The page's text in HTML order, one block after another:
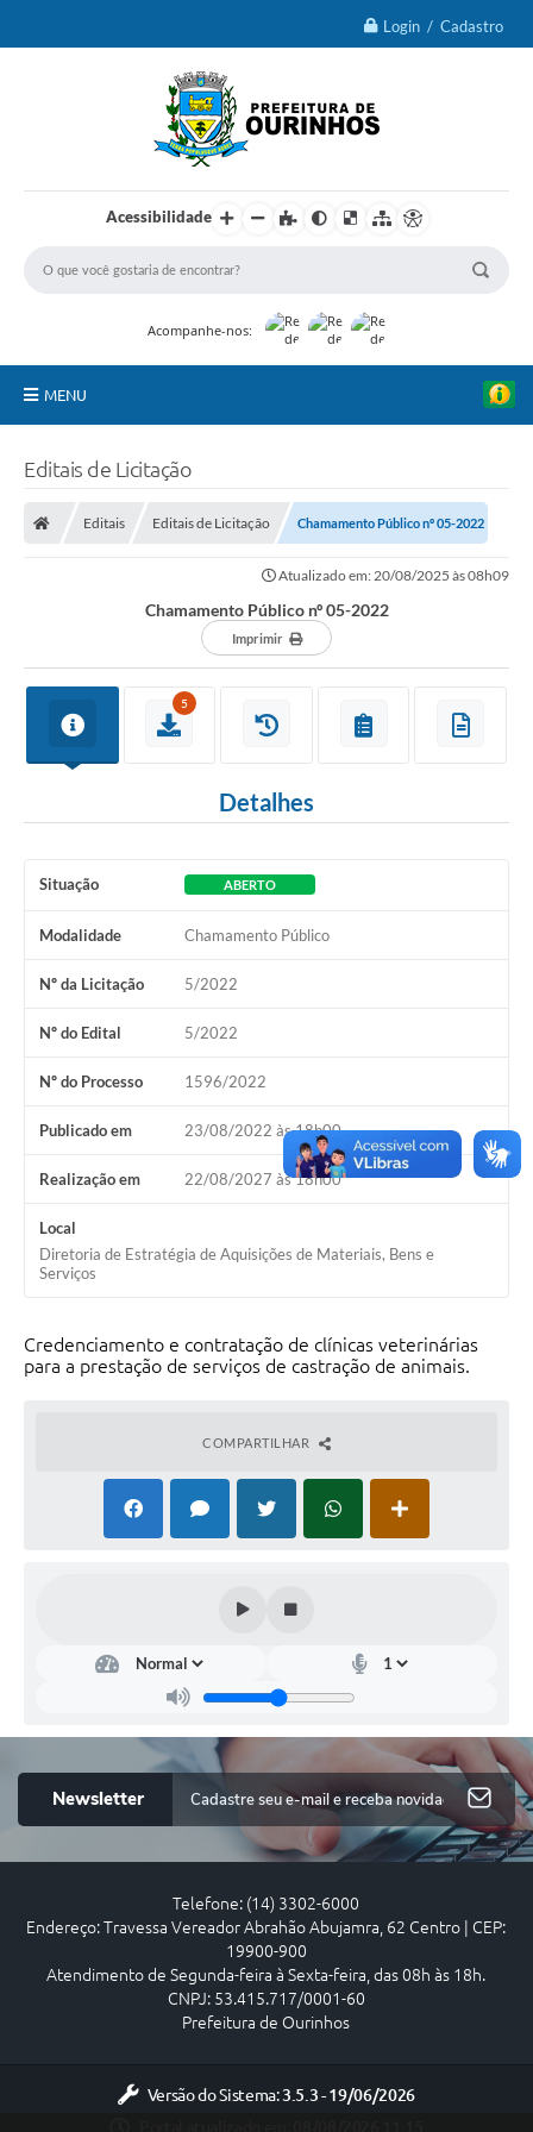
Login / Cadastro
Acessibilidade
Acompanhe-nos:
MENU
Secretarias
Editais de Licitação
Editais Editais de Licitação Chamamento Público nº 05-2022
Atualizado em: 20/08/2025 às 08h09
Chamamento Público nº 05-2022
Imprimir
5
Detalhes
Situação ABERTO
Modalidade Chamamento Público
Nº da Licitação 5/2022
Nº do Edital 5/2022
Nº do Processo 1596/2022
Publicado em 23/08/2022 às 18h00
Realização em 22/08/2027 às 18h00
Local
Diretoria de Estratégia de Aquisições de Materiais, Bens e
Serviços
Credenciamento e contratação de clínicas veterinárias
para a prestação de serviços de castração de animais.
COMPARTILHAR
Newsletter
Telefone: (14) 3302-6000
Endereço: Travessa Vereador Abrahão Abujamra, 62 Centro | CEP:
19900-900
Atendimento de Segunda-feira à Sexta-feira, das 08h às 18h.
CNPJ: 53.415.717/0001-60
Prefeitura de Ourinhos
Versão do Sistema:3.5.3 - 19/06/2026